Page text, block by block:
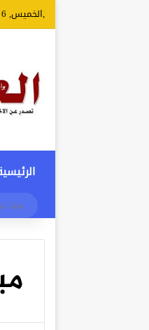
,الخميس, 6 أغسطس، 2026 7:21 صباحًا